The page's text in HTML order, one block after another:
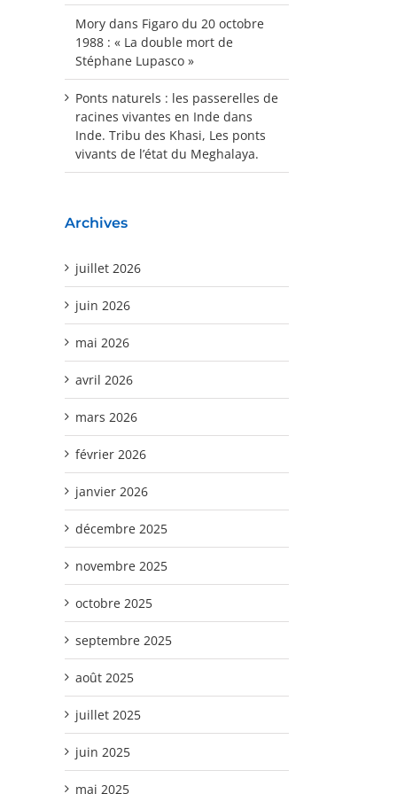
Mory dans Figaro du 20 octobre
1988 : « La double mort de
Stéphane Lupasco »
Ponts naturels : les passerelles de
racines vivantes en Inde dans
Inde. Tribu des Khasi, Les ponts
vivants de l’état du Meghalaya.
Archives
juillet 2026
juin 2026
mai 2026
avril 2026
mars 2026
février 2026
janvier 2026
décembre 2025
novembre 2025
octobre 2025
septembre 2025
août 2025
juillet 2025
juin 2025
mai 2025